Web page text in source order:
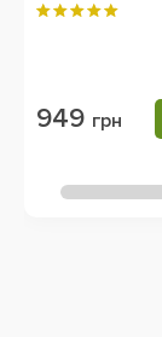
949 грн